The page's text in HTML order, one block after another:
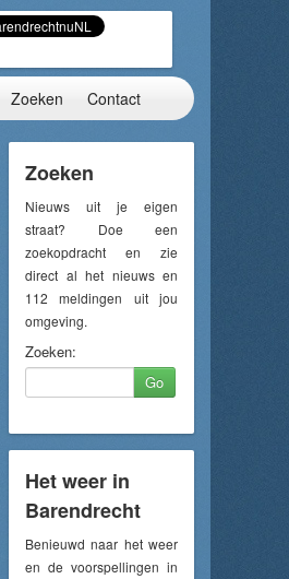
Zoeken Contact
Zoeken
Nieuws uit je eigen
straat? Doe een
zoekopdracht en zie
direct al het nieuws en
112 meldingen uit jou
omgeving.
Zoeken:
Go
Het weer in
Barendrecht
Benieuwd naar het weer
en de voorspellingen in